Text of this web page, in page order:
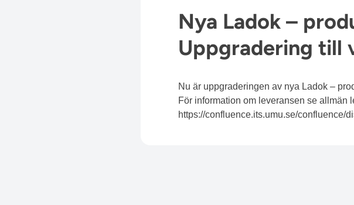
Nya Ladok –
Uppgradering till
Nu är uppgraderingen av nya Ladok –
För information om leveransen se allmän
https://confluence.its.umu.se/confluence/